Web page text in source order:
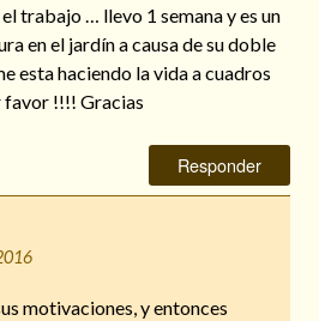
trabajo … llevo 1 semana y es un
en el jardín a causa de su doble
esta haciendo la vida a cuadros
favor !!!! Gracias
Responder
motivaciones, y entonces